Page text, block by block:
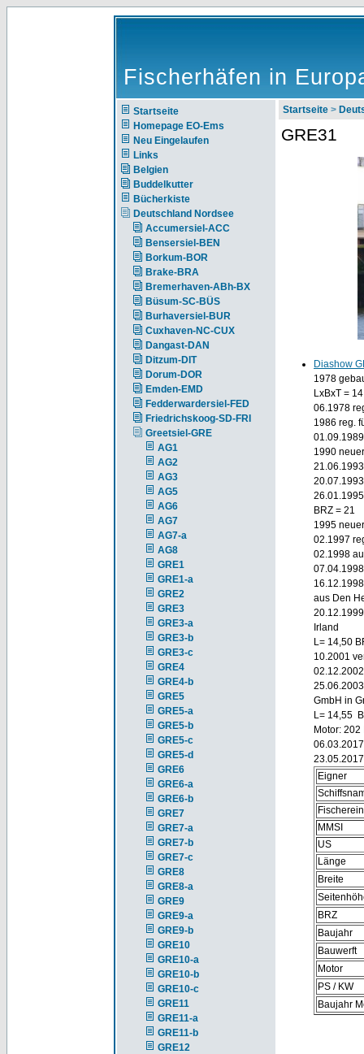
Fischerhäfen in
Startseite
Homepage EO-Ems
Neu Eingelaufen
Links
Belgien
Buddelkutter
Bücherkiste
Deutschland Nordsee
Accumersiel-ACC
Bensersiel-BEN
Borkum-BOR
Brake-BRA
Bremerhaven-ABh-BX
Büsum-SC-BÜS
Burhaversiel-BUR
Cuxhaven-NC-CUX
Dangast-DAN
Ditzum-DIT
Dorum-DOR
Emden-EMD
Fedderwardersiel-FED
Friedrichskoog-SD-FRI
Greetsiel-GRE
AG1
AG2
AG3
AG5
AG6
AG7
AG7-a
AG8
GRE1
GRE1-a
GRE2
GRE3
GRE3-a
GRE3-b
GRE3-c
GRE4
GRE4-b
GRE5
GRE5-a
GRE5-b
GRE5-c
GRE5-d
GRE6
GRE6-a
GRE6-b
GRE7
GRE7-a
GRE7-b
GRE7-c
GRE8
GRE8-a
GRE9
GRE9-a
GRE9-b
GRE10
GRE10-a
GRE10-b
GRE10-c
GRE11
GRE11-a
GRE11-b
GRE12
Startseite >
GRE31
Diashow
1978
LxBxT =
06.1978
1986 reg.
1990
BRZ = 21
1995
02.1997
02.1998
aus Den
Irland
L= 14,50
10.2001
GmbH in
L= 14,55
Motor: 202
Eigner
MMSI
US
Länge
Breite
BRZ
Baujahr
Bauwerft
Motor
PS / KW
Baujahr